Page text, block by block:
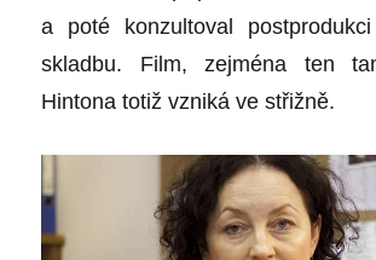
a poté konzultoval
skladbu. Film, zejména ten
Hintona totiž vzniká ve střižně.